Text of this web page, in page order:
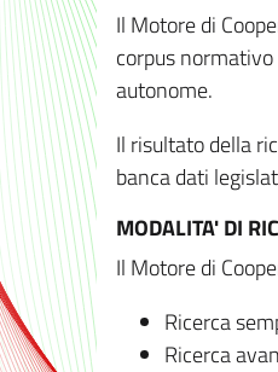
Il Motore di
corpus
autonome.
Il risultato della
banca dati
MODALITA' DI
Il Motore di
Ricerca
Ricerca